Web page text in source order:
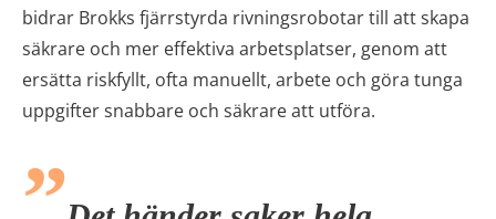
bidrar Brokks fjärrstyrda rivningsrobotar till att skapa
säkrare och mer effektiva arbetsplatser, genom att
ersätta riskfyllt, ofta manuellt, arbete och göra tunga
uppgifter snabbare och säkrare att utföra.